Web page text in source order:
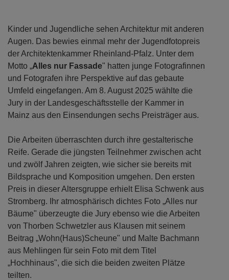
Kinder und Jugendliche sehen Architektur mit anderen
Augen. Das bewies einmal mehr der Jugendfotopreis
der Architektenkammer Rheinland-Pfalz. Unter dem
Motto „Alles nur Fassade" hatten junge Fotografinnen
und Fotografen ihre Perspektive auf das gebaute
Umfeld eingefangen. Am 8. August 2025 wählte die
Jury in der Landesgeschäftsstelle der Kammer in
Mainz aus den Einsendungen sechs Preisträger aus.
Die Arbeiten überraschten durch ihre gestalterische
Reife. Gerade die jüngsten Teilnehmer zwischen acht
und zwölf Jahren zeigten, wie sicher sie bereits mit
Bildsprache und Komposition umgehen. Den ersten
Preis in dieser Altersgruppe erhielt Elisa Schwenk aus
Stromberg. Ihr atmosphärisch dichtes Foto „Alles nur
Bäume" überzeugte die Jury ebenso wie die Arbeiten
von Thorben Schwetzler aus Klausen mit seinem
Beitrag „Wohn(Haus)Scheune" und Malte Bachmann
aus Mehlingen für sein Foto mit dem Titel
„Hochhinaus", die sich die beiden zweiten Plätze
teilten.